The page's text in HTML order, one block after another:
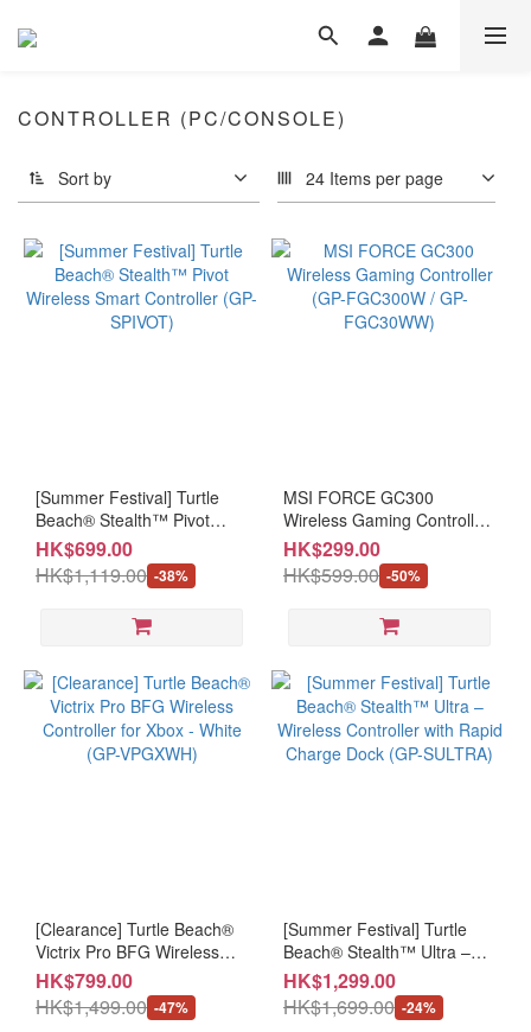
CONTROLLER (PC/CONSOLE)
Sort by 24 Items per page
[Summer Festival] Turtle
Beach® Stealth™ Pivot
Wireless Smart Controller
(GP-SPIVOT)
HK$699.00
HK$1,119.00 -38%
MSI FORCE GC300
Wireless Gaming Controller
(GP-FGC300W / GP-
FGC30WW)
HK$299.00
HK$599.00 -50%
[Clearance] Turtle Beach®
Victrix Pro BFG Wireless
Controller for Xbox - White
(GP-VPGXWH)
HK$799.00
HK$1,499.00 -47%
[Summer Festival] Turtle
Beach® Stealth™ Ultra –
Wireless Controller with
Rapid Charge Dock (GP-
SULTRA)
HK$1,299.00
HK$1,699.00 -24%